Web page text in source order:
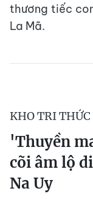
thương tiếc
La Mã.
KHO TRI THỨC
'Thuyền
cõi âm lộ
Na Uy